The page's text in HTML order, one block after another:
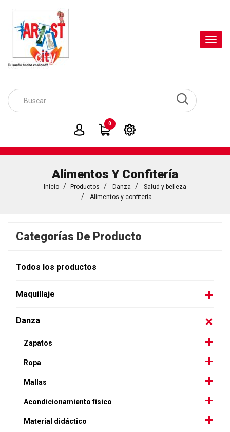
0
Alimentos Y Confitería
Inicio Productos Danza
Salud y belleza
Alimentos y confitería
Categorías De Producto
Todos los productos
Maquillaje
Danza
Zapatos
Ropa
Mallas
Acondicionamiento físico
Material didáctico